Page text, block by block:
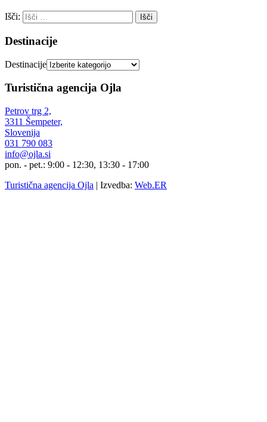
Išči:
Destinacije
Destinacije
Turistična agencija Ojla
Petrov trg 2,
3311 Šempeter,
Slovenija
031 790 083
info@ojla.si
pon. - pet.: 9:00 - 12:30, 13:30 - 17:00
Turistična agencija Ojla | Izvedba: Web.ER